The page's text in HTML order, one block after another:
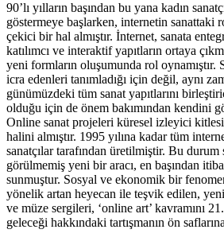
90’lı yılların başından bu yana kadın
göstermeye başlarken, internetin sanattaki
çekici bir hal almıştır. İnternet, sanata
katılımcı ve interaktif yapıtların ortaya
yeni formların oluşumunda rol oynamıştır.
icra edenleri tanımladığı için değil, aynı
günümüzdeki tüm sanat yapıtlarını
olduğu için de önem bakımından kendini
Online sanat projeleri küresel izleyici
halini almıştır. 1995 yılına kadar tüm
sanatçılar tarafından üretilmiştir. Bu durum
görülmemiş yeni bir aracı, en başından
sunmuştur. Sosyal ve ekonomik bir
yönelik artan heyecan ile teşvik edilen,
ve müze sergileri, ‘online art’ kavramını
geleceği hakkındaki tartışmanın ön saflarına